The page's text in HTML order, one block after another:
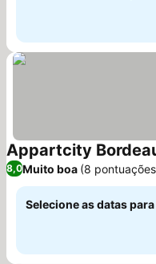
Appartcity
8,0Muito boa (8
Selecione as datas